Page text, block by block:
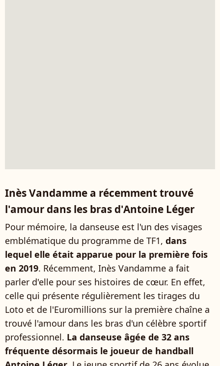
Inès Vandamme a récemment trouvé
l'amour dans les bras d'Antoine Léger
Pour mémoire, la danseuse est l'un des visages
emblématique du programme de TF1, dans
lequel elle était apparue pour la première fois
en 2019. Récemment, Inès Vandamme a fait
parler d'elle pour ses histoires de cœur. En effet,
celle qui présente régulièrement les tirages du
Loto et de l'Euromillions sur la première chaîne a
trouvé l'amour dans les bras d'un célèbre sportif
professionnel. La danseuse âgée de 32 ans
fréquente désormais le joueur de handball